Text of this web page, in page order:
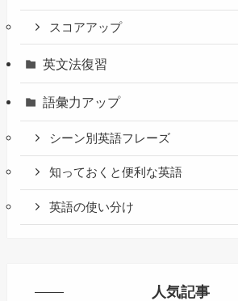
スコアアップ
英文法復習
語彙力アップ
シーン別英語フレーズ
知っておくと便利な英語
英語の使い分け
人気記事